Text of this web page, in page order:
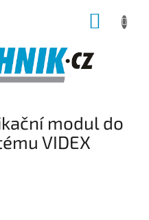
modul do
VIDEX